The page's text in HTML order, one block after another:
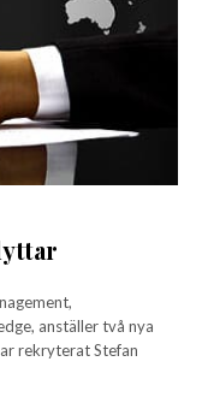
anställer två nya